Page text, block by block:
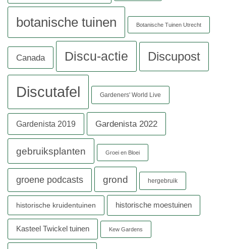
botanische tuinen Botanische Tuinen Utrecht
Canada Discu-actie Discupost
Discutafel Gardeners' World Live
Gardenista 2019 Gardenista 2022
gebruiksplanten Groei en Bloei
groene podcasts grond hergebruik
historische kruidentuinen historische moestuinen
Kasteel Twickel tuinen Kew Gardens